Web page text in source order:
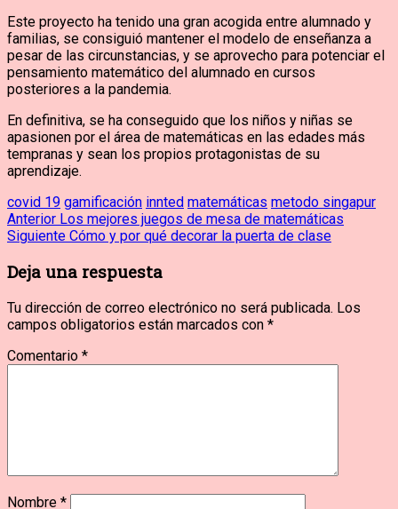
Este proyecto ha tenido una gran acogida entre alumnado y
familias, se consiguió mantener el modelo de enseñanza a
pesar de las circunstancias, y se aprovecho para potenciar el
pensamiento matemático del alumnado en cursos
posteriores a la pandemia.
En definitiva, se ha conseguido que los niños y niñas se
apasionen por el área de matemáticas en las edades más
tempranas y sean los propios protagonistas de su
aprendizaje.
covid 19 gamificación innted matemáticas metodo singapur
Navegación
de
entradas
Anterior Entrada
anterior:
Los mejores juegos de mesa de matemáticas
Siguiente Entrada
Cómo y por qué decorar la puerta de clase
Deja una respuesta
Tu dirección de correo electrónico no será publicada. Los
campos obligatorios están marcados con *
Comentario *
Nombre *